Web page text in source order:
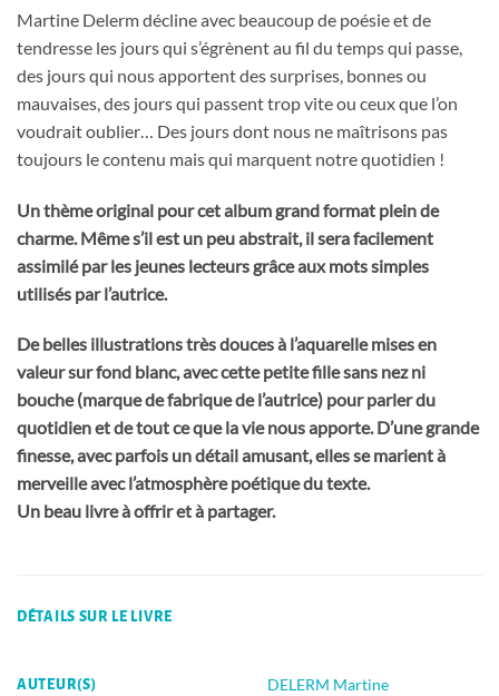
Martine Delerm décline avec beaucoup de poésie et de
tendresse les jours qui s’égrènent au fil du temps qui passe,
des jours qui nous apportent des surprises, bonnes ou
mauvaises, des jours qui passent trop vite ou ceux que l’on
voudrait oublier… Des jours dont nous ne maîtrisons pas
toujours le contenu mais qui marquent notre quotidien !
Un thème original pour cet album grand format plein de
charme. Même s’il est un peu abstrait, il sera facilement
assimilé par les jeunes lecteurs grâce aux mots simples
utilisés par l’autrice.
De belles illustrations très douces à l’aquarelle mises en
valeur sur fond blanc, avec cette petite fille sans nez ni
bouche (marque de fabrique de l’autrice) pour parler du
quotidien et de tout ce que la vie nous apporte. D’une grande
finesse, avec parfois un détail amusant, elles se marient à
merveille avec l’atmosphère poétique du texte.
Un beau livre à offrir et à partager.
DÉTAILS SUR LE LIVRE
AUTEUR(S) DELERM Martine